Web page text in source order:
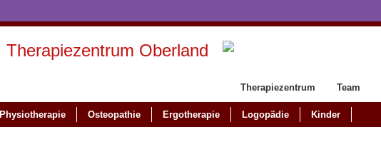
Therapiezentrum Oberland
Therapiezentrum Team
Physiotherapie Osteopathie Ergotherapie Logopädie Kinder